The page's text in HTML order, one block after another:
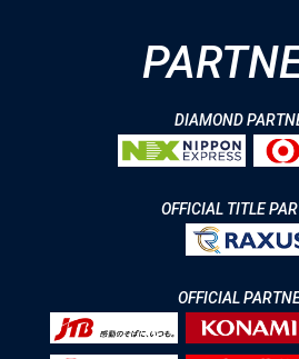
DIAMOND
OFFICIAL TITLE
OFFICIAL